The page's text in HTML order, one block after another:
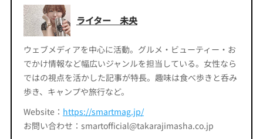
ライター 未央
ウェブメディアを中心に活動。グルメ・ビューティー・お
でかけ情報など幅広いジャンルを担当している。女性なら
ではの視点を活かした記事が特長。趣味は食べ歩きと呑み
歩き、キャンプや旅行など。
Website： https://smartmag.jp/
お問い合わせ：smartofficial@takarajimasha.co.jp